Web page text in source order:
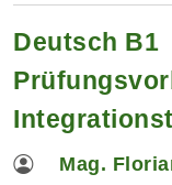
Deutsch B1
Mag.